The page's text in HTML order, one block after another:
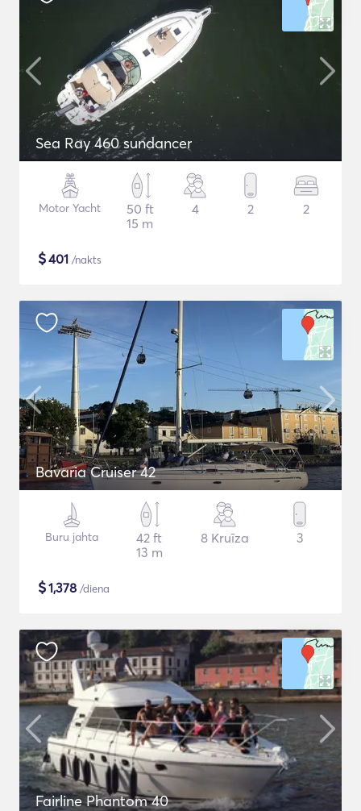
Sea Ray 460 sundancer
Motor Yacht
50 ft
15 m
4 2 2
$401 /nakts
Bavaria Cruiser 42
Buru jahta
42 ft
13 m
8 Kruīza 3
$1,378 /diena
Fairline Phantom 40